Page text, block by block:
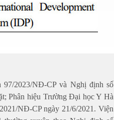
2023/NĐ-CP và Nghị định số
Phân hiệu Trường Đại học Y Hà
NĐ-CP ngày 21/6/2021. Viện